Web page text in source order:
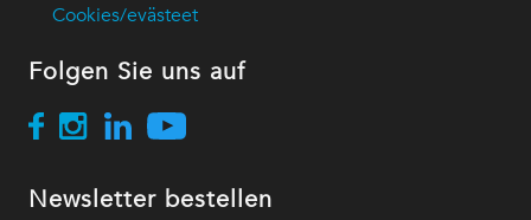
Cookies/evästeet
Folgen Sie uns auf
Newsletter bestellen